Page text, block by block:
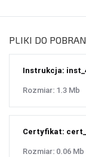
PLIKI DO
Instrukcja:
Rozmiar: 1.3 Mb
Certyfikat:
Rozmiar: 0.06 Mb